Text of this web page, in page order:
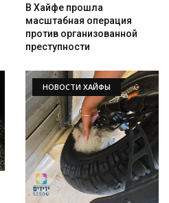
В Хайфе прошла
масштабная операция
против организованной
преступности
НОВОСТИ ХАЙФЫ